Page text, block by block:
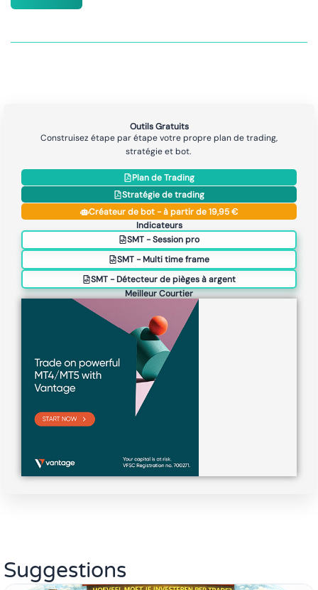
Outils Gratuits
Construisez étape par étape votre propre plan de trading,
stratégie et bot.
Plan de Trading
Stratégie de trading
Créateur de bot - à partir de 19,95 €
Indicateurs
SMT - Session pro
SMT - Multi time frame
SMT - Détecteur de pièges à argent
Meilleur Courtier
Suggestions